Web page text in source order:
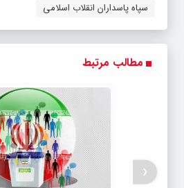
سپاه پاسداران انقلاب اسلامی
مطالب مرتبط
‹